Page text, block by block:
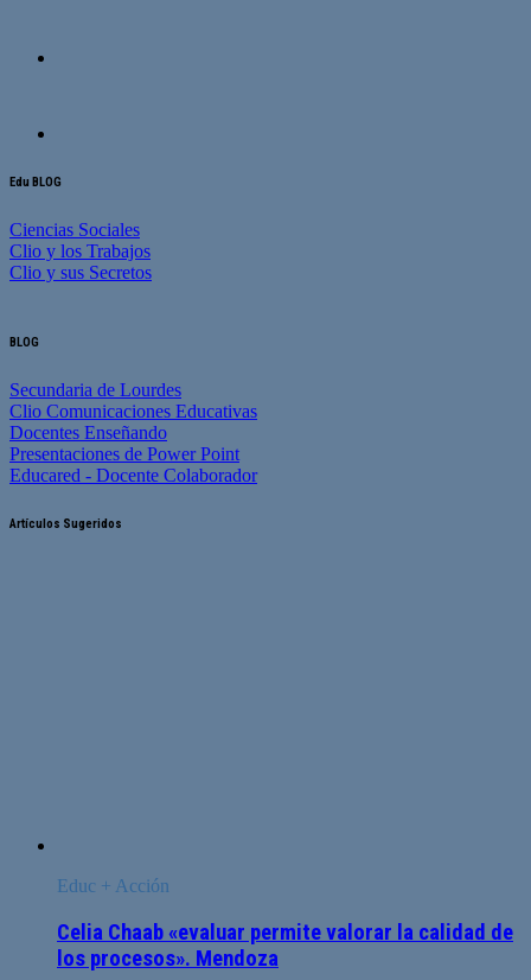
Edu BLOG
Ciencias Sociales
Clio y los Trabajos
Clio y sus Secretos
BLOG
Secundaria de Lourdes
Clio Comunicaciones Educativas
Docentes Enseñando
Presentaciones de Power Point
Educared - Docente Colaborador
Artículos Sugeridos
Educ + Acción
Celia Chaab «evaluar permite valorar la calidad de
los procesos». Mendoza